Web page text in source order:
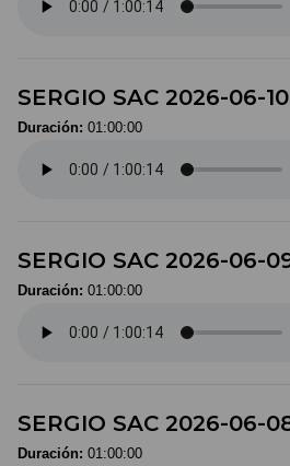
SERGIO SAC 2026-06-
Duración: 01:00:00
SERGIO SAC 2026-06-
Duración: 01:00:00
SERGIO SAC 2026-06-
Duración: 01:00:00